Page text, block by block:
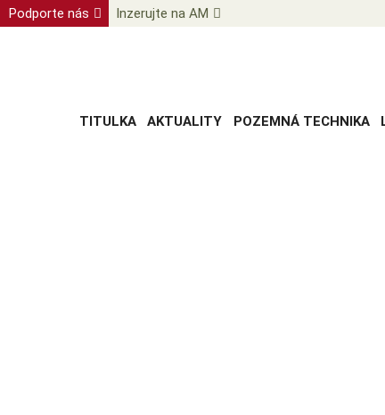
Podporte nás Inzerujte na AM
TITULKA AKTUALITY POZEMNÁ TECHNIKA